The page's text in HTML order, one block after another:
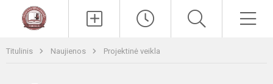
Titulinis Naujienos Projektinė veikla